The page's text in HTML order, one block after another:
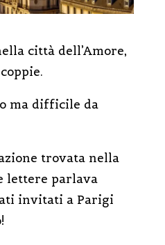
città dell’Amore,
ma difficile da
trovata nella
lettere parlava
invitati a Parigi